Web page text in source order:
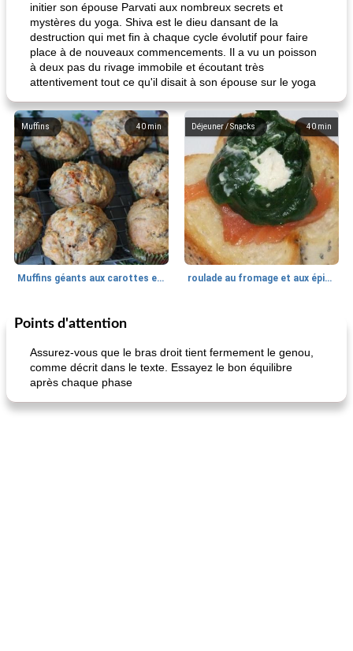
initier son épouse Parvati aux nombreux secrets et
mystères du yoga. Shiva est le dieu dansant de la
destruction qui met fin à chaque cycle évolutif pour faire
place à de nouveaux commencements. Il a vu un poisson
à deux pas du rivage immobile et écoutant très
attentivement tout ce qu'il disait à son épouse sur le yoga
40 min
Muffins
Muffins géants aux carottes et à la banane de Nif
40 min
Déjeuner / Snacks
roulade au fromage et aux épinards
Marques de confiance: recettes et
Points d'attention
Assurez-vous que le bras droit tient fermement le genou,
comme décrit dans le texte. Essayez le bon équilibre
après chaque phase